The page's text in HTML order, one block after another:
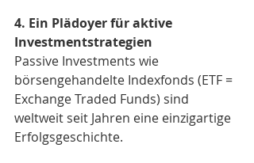
4. Ein Plädoyer für aktive
Investmentstrategien
Passive Investments wie
börsengehandelte Indexfonds (ETF =
Exchange Traded Funds) sind
weltweit seit Jahren eine einzigartige
Erfolgsgeschichte.